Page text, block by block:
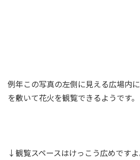
例年この写真の左側に見える広場内
を敷いて花火を観覧できるようです。
↓観覧スペースはけっこう広めです